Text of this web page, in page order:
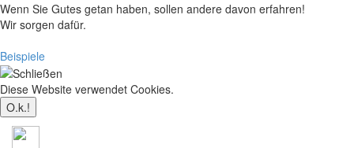
Wenn Sie Gutes getan haben, sollen andere davon erfahren!
Wir sorgen dafür.
Beispiele
Diese Website verwendet Cookies.